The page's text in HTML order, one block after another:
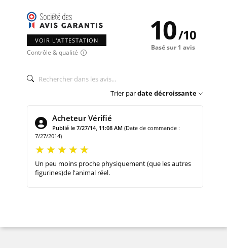
VOIR L'ATTESTATION
Contrôle & qualité
10/10
Basé sur 1 avis
Trier pardate décroissante
Acheteur Vérifié
Publié le 7/27/14, 11:08 AM (Date de commande :
7/27/2014)
Un peu moins proche physiquement (que les autres
figurines)de l'animal réel.